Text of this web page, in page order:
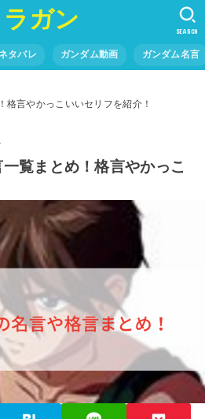
ガン
タバレ ガンダム動画 ガンダム名言
SEARCH
格言やかっこいいセリフを紹介！
覧まとめ！格言やかっこ